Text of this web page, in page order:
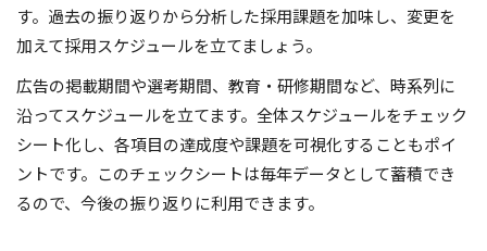
す。過去の振り返りから分析した採用課題を加味し、変更を
加えて採用スケジュールを立てましょう。
広告の掲載期間や選考期間、教育・研修期間など、時系列に
沿ってスケジュールを立てます。全体スケジュールをチェック
シート化し、各項目の達成度や課題を可視化することもポイ
ントです。このチェックシートは毎年データとして蓄積でき
るので、今後の振り返りに利用できます。